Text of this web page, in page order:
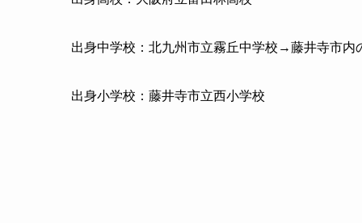
出身中学校：北九州市立霧丘中学校→藤井寺市内
出身小学校：藤井寺市立西小学校